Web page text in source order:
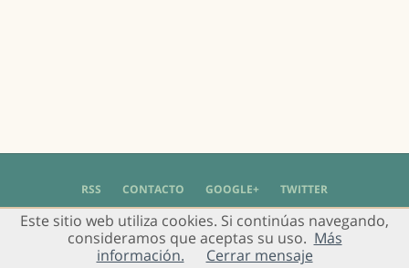
RSS CONTACTO GOOGLE+ TWITTER
© 2004 - 2018 Grupo de Usuarios de Gimp en Español -Política de Privacidad
Aviso Legal
Este sitio web utiliza cookies. Si continúas navegando,
consideramos que aceptas su uso. Más
información.
Cerrar mensaje